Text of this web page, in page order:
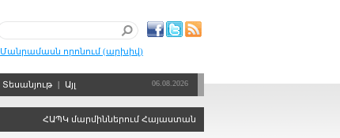
Մանրամասն որոնում (արխիվ)
Տեսանյութ | Այլ 06.08.2026
ՀԱՊԿ մարմիններում Հայաստանին ձայնի իրավունքից զրկելու